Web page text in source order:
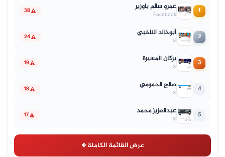
1 عمرو سالم باوزير
Facebook
38
2 أبوخالد الناخبي
X
24
3 بركان المسيرة
X
19
4 صالح الحمومي
X
18
5 عبدالعزيز محمد
X
17
عرض القائمة الكاملة